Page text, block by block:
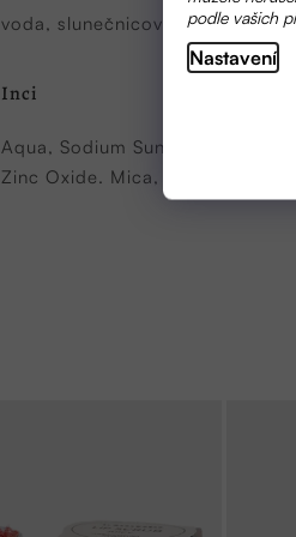
podle vašich
Nastavení
voda, slunečnicový olej,
Inci
Aqua, Sodium Sunflowerate,
Zinc Oxide. Mica, CI 77891, CI